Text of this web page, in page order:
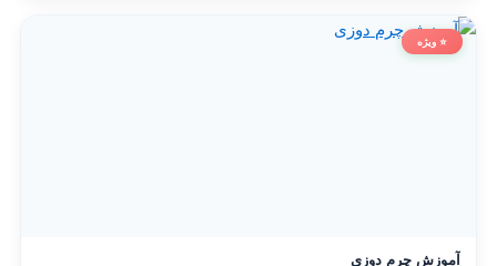
⭐ ویژه
آموزش چرم دوزی